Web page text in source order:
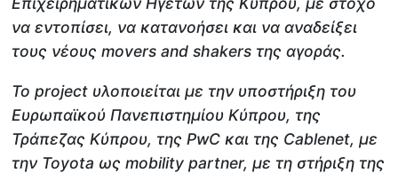
να εντοπίσει, να κατανοήσει και να αναδείξει
τους νέους movers and shakers της αγοράς.
Το project υλοποιείται με την υποστήριξη του
Ευρωπαϊκού Πανεπιστημίου Κύπρου, της
Τράπεζας Κύπρου, της PwC και της Cablenet, με
την Toyota ως mobility partner, με τη στήριξη της